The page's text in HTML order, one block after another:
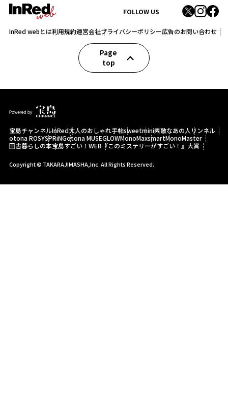
FOLLOW US
InRed webとは利用規約運営会社プライバシーポリシー広告のお問い合わせ
Page
top
宝島チャンネルInRed大人のおしゃれ手帖sweetmini素敵なあの人 リンネル
otona ROSYSPRiNGotona MUSEGLOWMonoMaxsmartMonoMaster
田舎暮らしの本宝島すごい！WEB 『このミステリーがすごい！』大賞
Copyright © TAKARAJIMASHA,Inc. All Rights Reserved.